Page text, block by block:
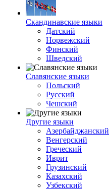
Скандинавские языки
Датский
Норвежский
Финский
Шведский
Славянские языки
Польский
Русский
Чешский
Другие языки
Азербайджанский
Венгерский
Греческий
Иврит
Грузинский
Казахский
Узбекский